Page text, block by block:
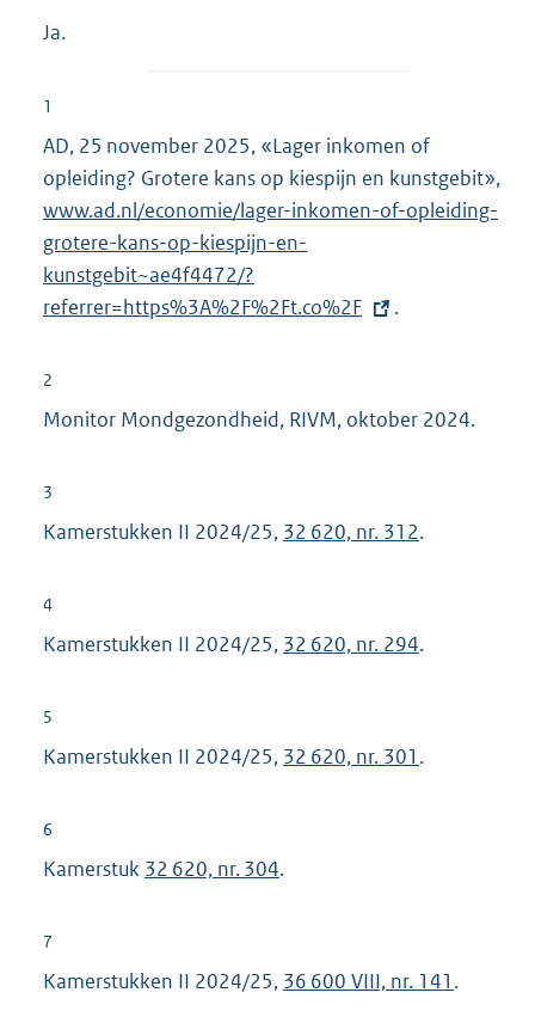
Ja.
1
AD, 25 november 2025, «Lager inkomen of
opleiding? Grotere kans op kiespijn en kunstgebit»,
www.ad.nl/economie/lager-inkomen-of-opleiding-
grotere-kans-op-kiespijn-en-
kunstgebit~ae4f4472/?
referrer=https%3A%2F%2Ft.co%2F
.
2
Monitor Mondgezondheid, RIVM, oktober 2024.
3
Kamerstukken II 2024/25, 32 620, nr. 312.
4
Kamerstukken II 2024/25, 32 620, nr. 294.
5
Kamerstukken II 2024/25, 32 620, nr. 301 .
6
Kamerstuk 32 620, nr. 304.
7
Kamerstukken II 2024/25, 36 600 VIII, nr. 141 .